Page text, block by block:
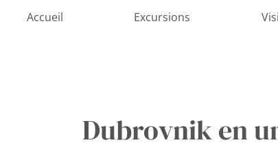
Accueil Excursions
Dubrovnik en